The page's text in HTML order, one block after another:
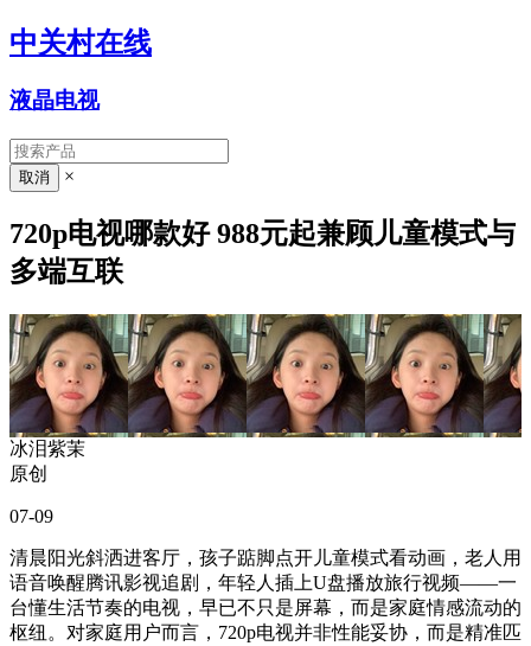
中关村在线
液晶电视
×
720p电视哪款好 988元起兼顾儿童模式与
多端互联
冰泪紫茉
原创
07-09
清晨阳光斜洒进客厅，孩子踮脚点开儿童模式看动画，老人用
语音唤醒腾讯影视追剧，年轻人插上U盘播放旅行视频——一
台懂生活节奏的电视，早已不只是屏幕，而是家庭情感流动的
枢纽。对家庭用户而言，720p电视并非性能妥协，而是精准匹